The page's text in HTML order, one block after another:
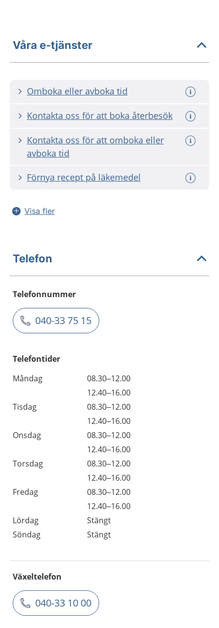
Våra e-tjänster
Omboka eller avboka tid
Kontakta oss för att boka återbesök
Kontakta oss för att omboka eller
avboka tid
Förnya recept på läkemedel
Visa fler
Telefon
Telefonnummer
040-33 75 15
Telefontider
Måndag
08.30–12.00
12.40–16.00
Tisdag
08.30–12.00
12.40–16.00
Onsdag
08.30–12.00
12.40–16.00
Torsdag
08.30–12.00
12.40–16.00
Fredag
08.30–12.00
12.40–16.00
Lördag
Stängt
Söndag
Stängt
Växeltelefon
040-33 10 00